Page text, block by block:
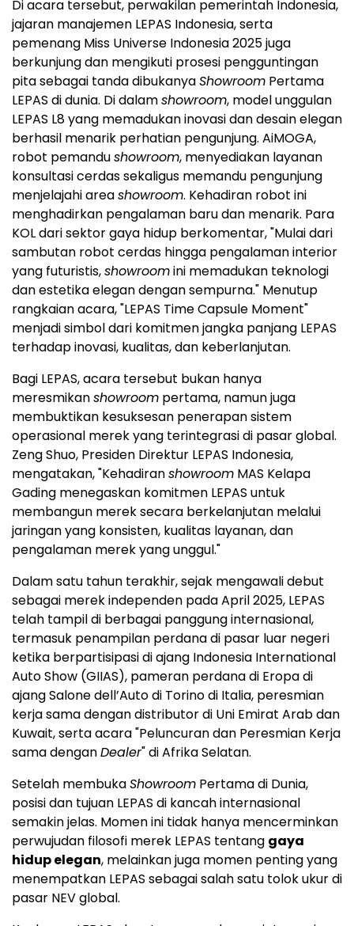
Di acara tersebut, perwakilan pemerintah Indonesia,
jajaran manajemen LEPAS Indonesia, serta
pemenang Miss Universe Indonesia 2025 juga
berkunjung dan mengikuti prosesi pengguntingan
pita sebagai tanda dibukanyaShowroom Pertama
LEPAS di dunia. Di dalamshowroom, model unggulan
LEPAS L8 yang memadukan inovasi dan desain elegan
berhasil menarik perhatian pengunjung. AiMOGA,
robot pemandushowroom, menyediakan layanan
konsultasi cerdas sekaligus memandu pengunjung
menjelajahi areashowroom. Kehadiran robot ini
menghadirkan pengalaman baru dan menarik. Para
KOL dari sektor gaya hidup berkomentar, "Mulai dari
sambutan robot cerdas hingga pengalaman interior
yang futuristis,showroomini memadukan teknologi
dan estetika elegan dengan sempurna." Menutup
rangkaian acara, "LEPAS Time Capsule Moment"
menjadi simbol dari komitmen jangka panjang LEPAS
terhadap inovasi, kualitas, dan keberlanjutan.
Bagi LEPAS, acara tersebut bukan hanya
meresmikanshowroom pertama, namun juga
membuktikan kesuksesan penerapan sistem
operasional merek yang terintegrasi di pasar global.
Zeng Shuo, Presiden Direktur LEPAS Indonesia,
mengatakan, "Kehadiranshowroom MAS Kelapa
Gading menegaskan komitmen LEPAS untuk
membangun merek secara berkelanjutan melalui
jaringan yang konsisten, kualitas layanan, dan
pengalaman merek yang unggul."
Dalam satu tahun terakhir, sejak mengawali debut
sebagai merek independen pada April 2025, LEPAS
telah tampil di berbagai panggung internasional,
termasuk penampilan perdana di pasar luar negeri
ketika berpartisipasi di ajang Indonesia International
Auto Show (GIIAS), pameran perdana di Eropa di
ajang Salone dell’Auto di Torino di Italia, peresmian
kerja sama dengan distributor di Uni Emirat Arab dan
Kuwait, serta acara "Peluncuran dan Peresmian Kerja
sama denganDealer" di Afrika Selatan.
Setelah membukaShowroom Pertama di Dunia,
posisi dan tujuan LEPAS di kancah internasional
semakin jelas. Momen ini tidak hanya mencerminkan
perwujudan filosofi merek LEPAS tentang gaya
hidup elegan, melainkan juga momen penting yang
menempatkan LEPAS sebagai salah satu tolok ukur di
pasar NEV global.